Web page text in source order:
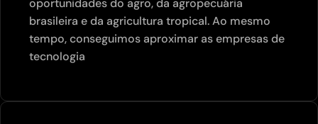
oportunidades do agro, da agropecuária
brasileira e da agricultura tropical. Ao mesmo
tempo, conseguimos aproximar as empresas de
tecnologia